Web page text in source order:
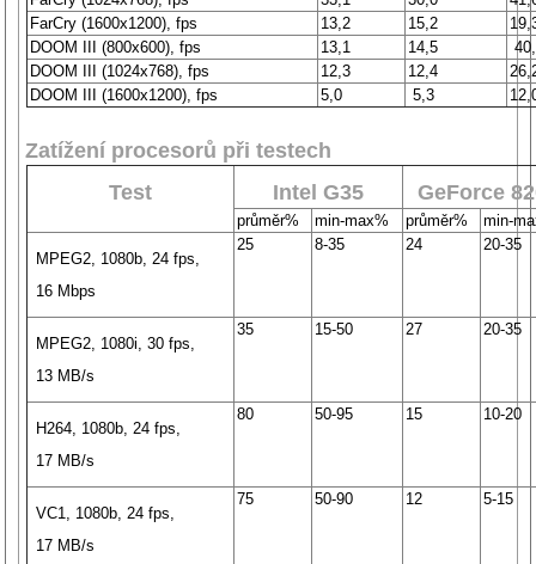
FarCry (1600x1200), fps
13,2 15,2
DOOM III (800x600), fps
13,1 14,5
DOOM III (1024x768), fps
12,3 12,4
DOOM III (1600x1200), fps
5,0 5,3
Zatížení procesorů při testech
Test
Intel G35 GeForce
průměr% min-max% průměr% min-
MPEG2, 1080b, 24 fps,
16 Mbps
25 8-35 24 20-35
MPEG2, 1080i, 30 fps,
13 MB/s
35 15-50 27 20-35
H264, 1080b, 24 fps,
17 MB/s
80 50-95 15 10-20
VC1, 1080b, 24 fps,
17 MB/s
75 50-90 12 5-15